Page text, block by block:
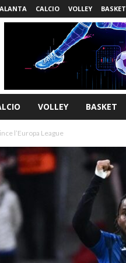
CALCIO VOLLEY BASKET
VOLLEY BASKET
l’Europa League